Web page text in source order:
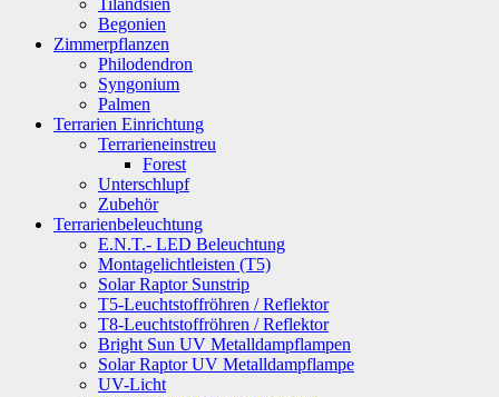
Tilandsien
Begonien
Zimmerpflanzen
Philodendron
Syngonium
Palmen
Terrarien Einrichtung
Terrarieneinstreu
Forest
Unterschlupf
Zubehör
Terrarienbeleuchtung
E.N.T.- LED Beleuchtung
Montagelichtleisten (T5)
Solar Raptor Sunstrip
T5-Leuchtstoffröhren / Reflektor
T8-Leuchtstoffröhren / Reflektor
Bright Sun UV Metalldampflampen
Solar Raptor UV Metalldampflampe
UV-Licht